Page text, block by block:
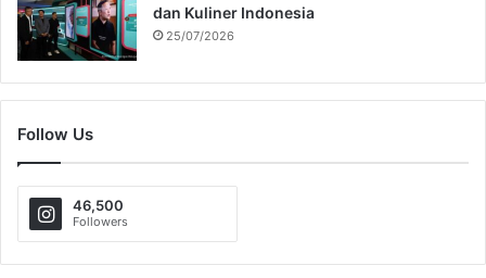
dan Kuliner Indonesia
25/07/2026
Follow Us
46,500
Followers